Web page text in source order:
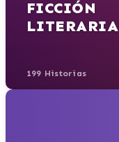
FICCIÓN
LITERARIA
199 Historias